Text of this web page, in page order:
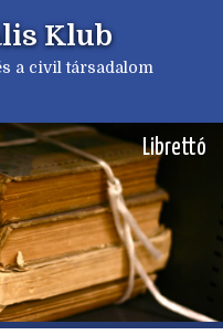
Klub
a civil társadalom
Librettó